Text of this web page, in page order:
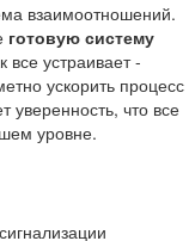
взаимоотношений.
готовую систему
все устраивает -
ускорить процесс
уверенность, что все
уровне.